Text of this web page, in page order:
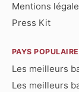
Mentions
Press Kit
PAYS
Les meilleurs
Les meilleurs